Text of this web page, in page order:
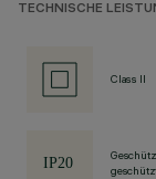
TECHNISCHE
Class II